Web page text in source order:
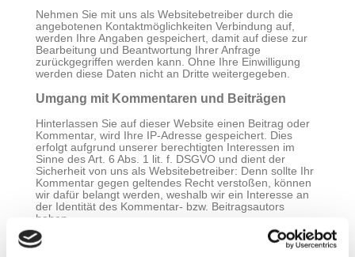
Nehmen Sie mit uns als Websitebetreiber durch die
angebotenen Kontaktmöglichkeiten Verbindung auf,
werden Ihre Angaben gespeichert, damit auf diese zur
Bearbeitung und Beantwortung Ihrer Anfrage
zurückgegriffen werden kann. Ohne Ihre Einwilligung
werden diese Daten nicht an Dritte weitergegeben.
Umgang mit Kommentaren und Beiträgen
Hinterlassen Sie auf dieser Website einen Beitrag oder
Kommentar, wird Ihre IP-Adresse gespeichert. Dies
erfolgt aufgrund unserer berechtigten Interessen im
Sinne des Art. 6 Abs. 1 lit. f. DSGVO und dient der
Sicherheit von uns als Websitebetreiber: Denn sollte Ihr
Kommentar gegen geltendes Recht verstoßen, können
wir dafür belangt werden, weshalb wir ein Interesse an
der Identität des Kommentar- bzw. Beitragsautors
haben.
Google Analytics